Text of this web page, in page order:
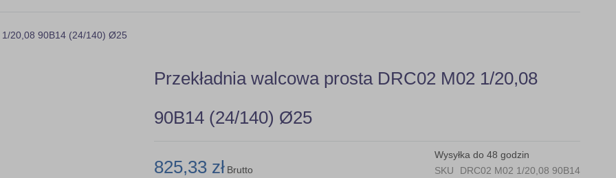
1/20,08 90B14 (24/140) Ø25
Przekładnia walcowa prosta DRC02 M02 1/20,08
90B14 (24/140) Ø25
Wysyłka do 48 godzin
SKU
DRC02 M02 1/20,08 90B14
825,33 zł Brutto